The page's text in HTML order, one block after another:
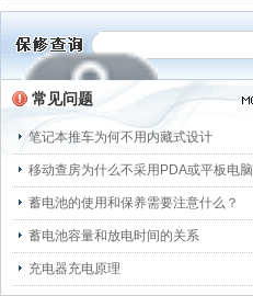
常见问题
笔记本推车为何不用内藏式设计
移动查房为什么不采用PDA或平板电脑
蓄电池的使用和保养需要注意什么？
蓄电池容量和放电时间的关系
充电器充电原理